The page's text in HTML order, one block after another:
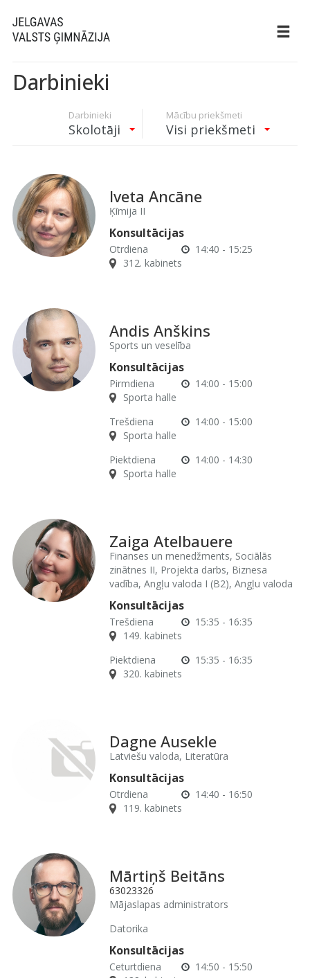
Darbinieki
Darbinieki
Skolotāji
Mācību priekšmeti
Visi priekšmeti
Iveta Ancāne
Ķīmija II
Konsultācijas
Otrdiena
14:40 - 15:25
312. kabinets
Andis Anškins
Sports un veselība
Konsultācijas
Pirmdiena
14:00 - 15:00
Sporta halle
Trešdiena
14:00 - 15:00
Sporta halle
Piektdiena
14:00 - 14:30
Sporta halle
Zaiga Atelbauere
Finanses un menedžments, Sociālās
zinātnes II, Projekta darbs, Biznesa
vadība, Angļu valoda I (B2), Angļu valoda
Konsultācijas
Trešdiena
15:35 - 16:35
149. kabinets
Piektdiena
15:35 - 16:35
320. kabinets
Dagne Ausekle
Latviešu valoda, Literatūra
Konsultācijas
Otrdiena
14:40 - 16:50
119. kabinets
Mārtiņš Beitāns
63023326
Mājaslapas administrators
Datorika
Konsultācijas
Ceturtdiena
14:50 - 15:50